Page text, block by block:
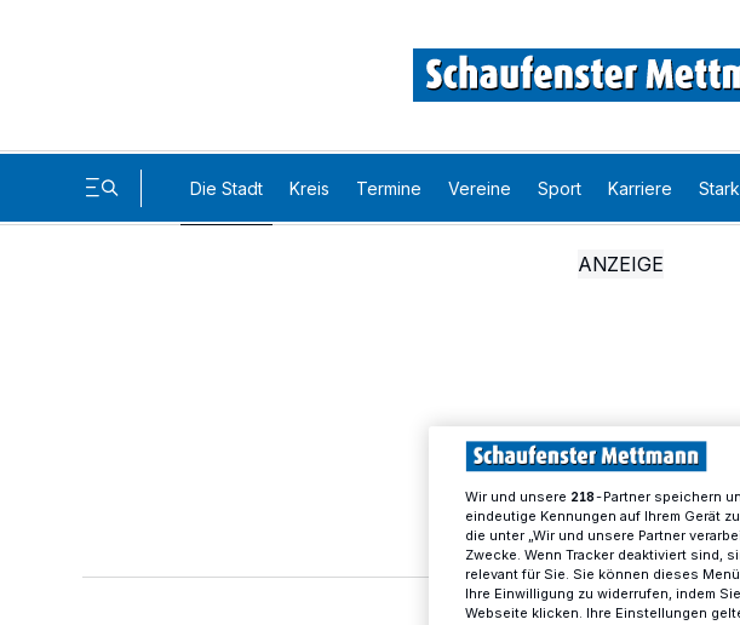
Die Stadt Kreis Termine Vereine Sport Karriere
Wir und unsere 218-Partner speichern
eindeutige Kennungen auf Ihrem Gerät
die unter „Wir und unsere Partner
Zwecke. Wenn Tracker deaktiviert sind,
relevant für Sie. Sie können dieses
Ihre Einwilligung zu widerrufen, indem
Webseite klicken. Ihre Einstellungen